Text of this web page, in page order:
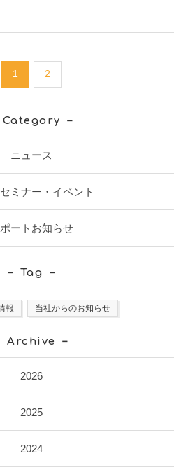
1 2
Category
ニュース
ミナー・イベント
ートお知らせ
Tag
報 当社からのお知らせ
Archive
2026
2025
2024